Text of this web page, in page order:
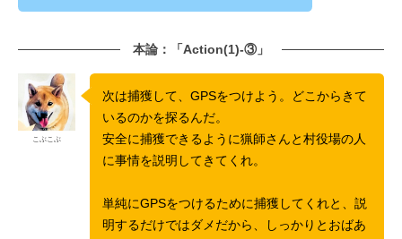
本論：「Action(1)-③」
こぶこぶ
次は捕獲して、GPSをつけよう。どこからきて
いるのかを探るんだ。
安全に捕獲できるように猟師さんと村役場の人
に事情を説明してきてくれ。
単純にGPSをつけるために捕獲してくれと、説
明するだけではダメだから、しっかりとおばあ